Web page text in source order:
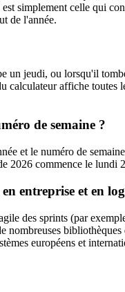
simplement celle qui
de l'année.
jeudi, ou lorsqu'il
affiche toutes
de semaine ?
et le numéro de
2026 commence le
entreprise et en
des sprints (par
nombreuses
européens et